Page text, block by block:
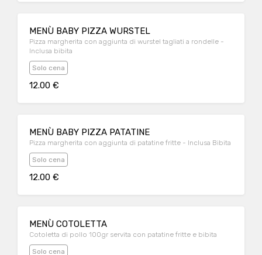
MENÙ BABY PIZZA WURSTEL
Pizza margherita con aggiunta di wurstel tagliati a rondelle -
Inclusa bibita
Solo cena
12.00 €
MENÙ BABY PIZZA PATATINE
Pizza margherita con aggiunta di patatine fritte - Inclusa Bibita
Solo cena
12.00 €
MENÙ COTOLETTA
Cotoletta di pollo 100gr servita con patatine fritte e bibita
Solo cena